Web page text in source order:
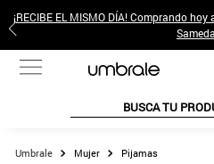
¡RECIBE EL MISMO DÍA! Comprando
BUSCA TU PRODUCTO
Mujer Pijamas
TÉRMINOS MÁS BUSCADOS